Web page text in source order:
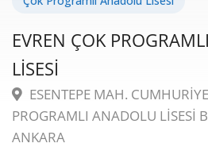
EVREN ÇOK
LİSESİ
ESENTEPE MAH.
PROGRAMLI ANADOLU LİSESİ
ANKARA